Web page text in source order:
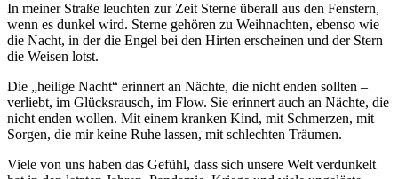
In meiner Straße leuchten zur Zeit Sterne überall aus den Fenstern,
wenn es dunkel wird. Sterne gehören zu Weihnachten, ebenso wie
die Nacht, in der die Engel bei den Hirten erscheinen und der Stern
die Weisen lotst.
Die „heilige Nacht“ erinnert an Nächte, die nicht enden sollten –
verliebt, im Glücksrausch, im Flow. Sie erinnert auch an Nächte, die
nicht enden wollen. Mit einem kranken Kind, mit Schmerzen, mit
Sorgen, die mir keine Ruhe lassen, mit schlechten Träumen.
Viele von uns haben das Gefühl, dass sich unsere Welt verdunkelt